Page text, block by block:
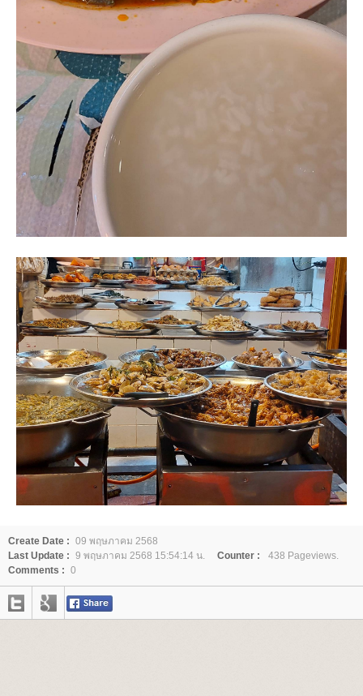
Create Date : 09 พฤษภาคม 2568
Last Update : 9 พฤษภาคม 2568 15:54:14 น. Counter :
438 Pageviews.
Comments : 0